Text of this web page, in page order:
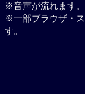
※音声が流れます。
※一部ブラウザ・
す。